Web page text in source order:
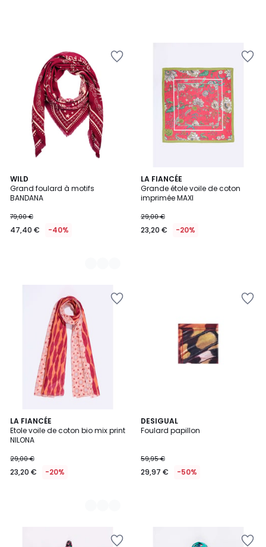
WILD
Grand foulard à motifs
BANDANA
79,00 €
47,40 € -40%
2
Couleurs
LA FIANCÉE
Grande étole voile de coton
imprimée MAXI
29,00 €
23,20 € -20%
LA FIANCÉE
Etole voile de coton bio mix print
NILONA
29,00 €
23,20 € -20%
2
Couleurs
DESIGUAL
Foulard papillon
59,95 €
29,97 € -50%